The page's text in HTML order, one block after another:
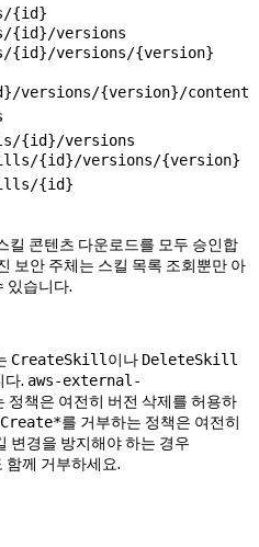
{id}
{id}/versions
{id}/versions/{version}
{version}/content
{id}/versions
{id}/versions/{version}
{id}
킬 콘텐츠 다운로드를 모두 승인합
보안 주체는 스킬 목록 조회뿐만 아
있습니다.
CreateSkill이나 DeleteSkill
다. aws-external-
정책은 여전히 버전 삭제를 허용하
를 거부하는 정책은 여전히
변경을 방지해야 하는 경우
함께 거부하세요.